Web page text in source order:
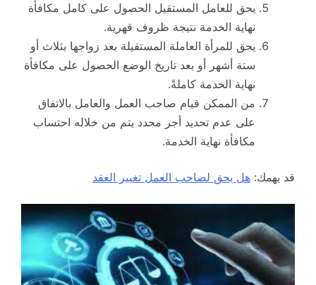
يحق للعامل المستقيل الحصول على كامل مكافأة
نهاية الخدمة نتيجة ظروف قهرية.
يحق للمرأة العاملة المستقيلة بعد زواجها بثلاث أو
ستة أشهر أو بعد تاريخ الوضع الحصول على مكافأة
نهاية الخدمة كاملةً.
من الممكن قيام صاحب العمل والعامل بالاتفاق
على عدم تحديد أجر محدد يتم من خلاله احتساب
مكافأة نهاية الخدمة.
قد يهمك: هل يحق لصاحب العمل تغيير العقد